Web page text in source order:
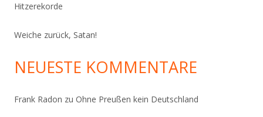
Hitzerekorde
Weiche zurück, Satan!
NEUESTE KOMMENTARE
Frank Radon zu Ohne Preußen kein Deutschland